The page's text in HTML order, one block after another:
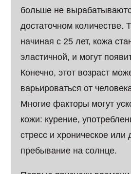
больше не
достаточном количестве.
начиная с 25 лет, кожа
эластичной, и могут
Конечно, этот возраст
варьироваться от
Многие факторы могут
кожи: курение,
стресс и хроническое или
пребывание на солнце.